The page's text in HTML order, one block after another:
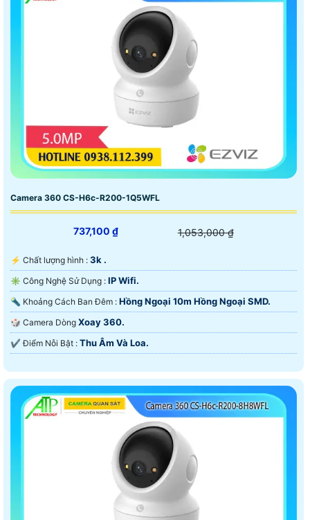
Camera 360 CS-H6c-R200-1Q5WFL
737,100 ₫ 1,053,000 ₫
️⚡ Chất lượng hình : 3k .
✳️ Công Nghệ Sử Dụng : IP Wifi.
🔦 Khoảng Cách Ban Đêm : Hồng Ngoại 10m Hồng Ngoại SMD.
🎲 Camera Dòng Xoay 360.
️✔️ Điểm Nỗi Bật : Thu Âm Và Loa.